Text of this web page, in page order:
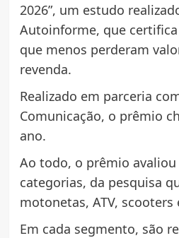
2026”, um estudo
Autoinforme, que
que menos perderam
revenda.
Realizado em parceria
Comunicação, o prêmio
ano.
Ao todo, o prêmio
categorias, da pesquisa
motonetas, ATV,
Em cada segmento, são